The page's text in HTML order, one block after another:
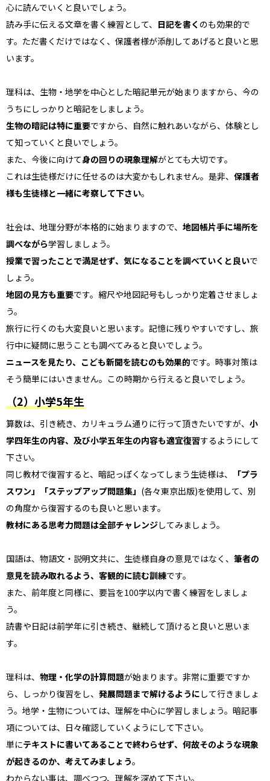
心に読んでいくと良いでしょう。
読み手に伝える文章を書く練習として、 日記を書く のも効果的で
す。ただ書くだけではなく、保護者様が添削してあげると良いと思
います。
理科は、生物・地学を中心とした暗記単元が始まりますから、今の
うちにしっかりと暗記をしましょう。
生物の暗記は特に重要ですから、自然に触れあいながら、体験とし
て知っていくと良いでしょう。
また、今後に向けて身の回りの現象理解がとても大切です。
これは生徒様だけに任せるのは大変かもしれません。是非、 保護者
様も生徒様と一緒に考察して下さい。
社会は、地理分野が本格的に始まりますので、 地図帳片手に場所を
調べながら学習しましょう。
授業で習ったことで満足せず、気になることを調べていくと良いで
しょう。
地図の見方も重要です。縮尺や地図記号もしっかり定着させましょ
う。
旅行に行くのも大変良いと思います。記憶に残りやすいですし、旅
行中に疑問に思うことも調べてみると良いでしょう。
ニュースを見たり、こども新聞を読むのも効果的です。時事対策は
そう簡単にはいきません。この時期から行えると良いでしょう。
（2）小学5年生
算数は、引き続き、カリキュラム通りに行って頂きたいですが、 小
学四年生の内容、及び小学五年生の内容も適宜復習するようにして
下さい。
同じ教材で復習すると、暗記っぽくなってしまう生徒様は、
「プラ
スワン」「ステップアップ問題集」 (各々東京出版)を使用して、別
の角度から復習するのも良いと思います。
教材にある思考力問題は全部チャレンジしてみましょう。
国語は、物語文・説明文共に、生徒様自身の意見ではなく、 筆者の
意見を読み取れるよう、客観的に読む訓練です。
また、前年度と同様に、要旨を100字以内で書く練習をしましょ
う。
読書や日記は前学年に引き続き、継続して頂けると良いと思いま
す。
理科は、 物理・化学の計算問題が始まります。非常に重要ですか
ら、しっかり復習をし、 発展問題まで解けるように して行きましょ
う。地学・生物については、理解を中心に学習しましょう。暗記事
項については、日々確認していくようにして下さい。
単にテキストに書いてあることで終わらせず、何故そのような現象
が起きるのか、考えてみましょう。
わからない事は、調べつつ、理解を深めて下さい。